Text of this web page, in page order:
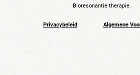
Bioresonantie therapie.
Privacybeleid Algemene